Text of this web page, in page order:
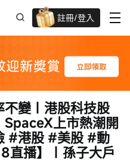
註冊/登入
迎新驚喜賞 股票/BTC等任你揀!
變｜港股科技股
SpaceX上市熱潮開
#港股 #美股 #動
直播】｜孫子大戶